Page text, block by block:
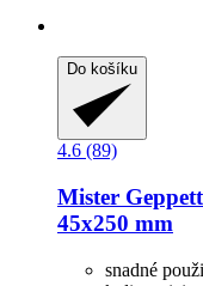
Do košíku
4.6 (89)
Mister
45x250 mm
snadné